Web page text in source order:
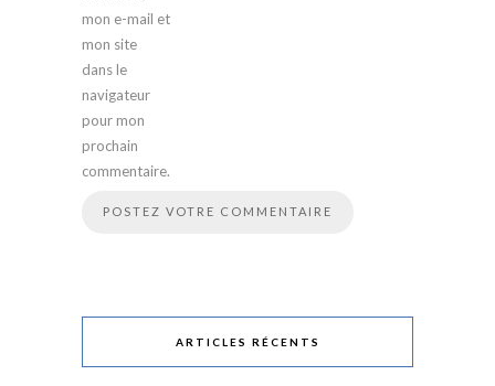
mon e-mail et
mon site
dans le
navigateur
pour mon
prochain
commentaire.
ARTICLES RÉCENTS